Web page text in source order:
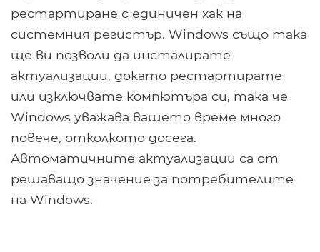
рестартиране с единичен хак на
системния регистър. Windows също така
ще ви позволи да инсталирате
актуализации, докато рестартирате
или изключвате компютъра си, така че
Windows уважава вашето време много
повече, отколкото досега.
Автоматичните актуализации са от
решаващо значение за потребителите
на Windows.